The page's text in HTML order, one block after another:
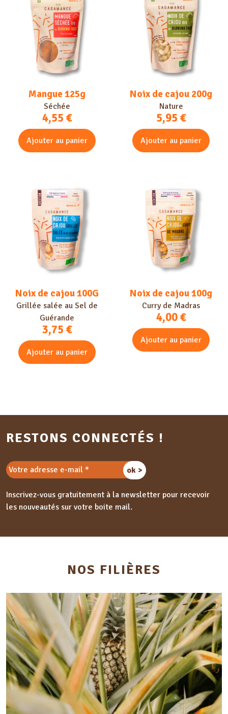
Mangue 125g
Séchée
4,55 €
Ajouter au panier
Noix de cajou 200g
Nature
5,95 €
Ajouter au panier
Noix de cajou 100G
Grillée salée au Sel de
Guérande
3,75 €
Ajouter au panier
Noix de cajou 100g
Curry de Madras
4,00€
Ajouter au panier
RESTONS CONNECTÉS !
Inscrivez-vous gratuitement à la newsletter pour recevoir
les nouveautés sur votre boite mail.
NOS FILIÈRES